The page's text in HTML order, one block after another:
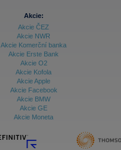
Akcie:
Akcie ČEZ
Akcie NWR
Akcie Komerční banka
Akcie Erste Bank
Akcie O2
Akcie Kofola
Akcie Apple
Akcie Facebook
Akcie BMW
Akcie GE
Akcie Moneta